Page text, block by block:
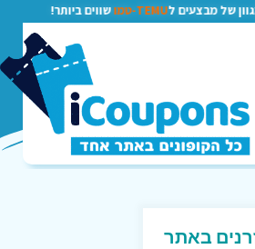
של מבצעים לTEMU-טמו שווים ביותר!
והמזרנים באתר